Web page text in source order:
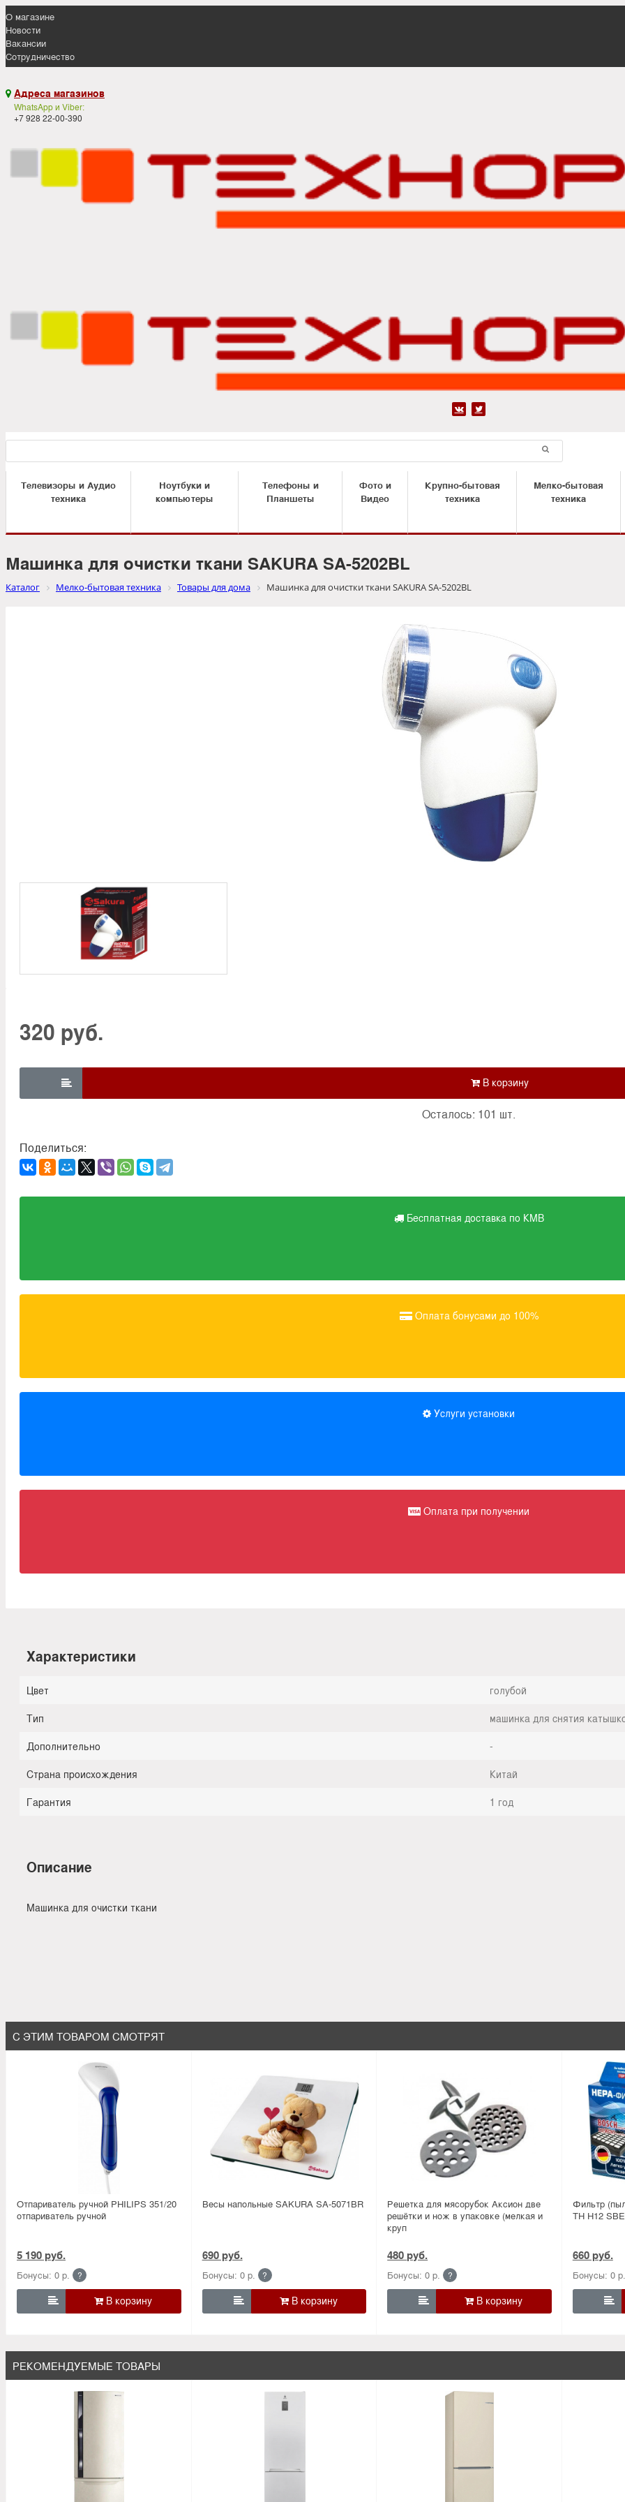
О магазине
Новости
Вакансии
Сотрудничество
 Адреса магазинов
WhatsApp и Viber:
+7 928 22-00-390
 
Телевизоры и Аудио
техника
Ноутбуки и
компьютеры
Телефоны и
Планшеты
Фото и
Видео
Крупно-бытовая
техника
Мелко-бытовая
техника
Машинка для очистки ткани SAKURA SA-5202BL
Каталог Мелко-бытовая техника Товары для дома Машинка для очистки ткани SAKURA SA-5202BL
320 руб.

Осталось: 101 шт.
Поделиться:
Бесплатная доставка по КМВ
Оплата бонусами до 100%
Услуги установки
Оплата при получении
Характеристики
Цвет
голубой
Тип
машинка для снятия
Дополнительно
-
Страна происхождения
Китай
Гарантия
1 год
Описание
Машинка для очистки ткани
С ЭТИМ ТОВАРОМ СМОТРЯТ
Отпариватель ручной PHILIPS 351/20
отпариватель ручной
5 190 руб.
Бонусы: 0 р. ?

Весы напольные SAKURA SA-5071BR
690 руб.
Бонусы: 0 р. ?

Решетка для мясорубок Аксион две
решётки и нож в упаковке (мелкая и
круп
480 руб.
Бонусы: 0 р. ?

Фильтр
TH H12
660 руб.
Бонусы: 0 р.

РЕКОМЕНДУЕМЫЕ ТОВАРЫ